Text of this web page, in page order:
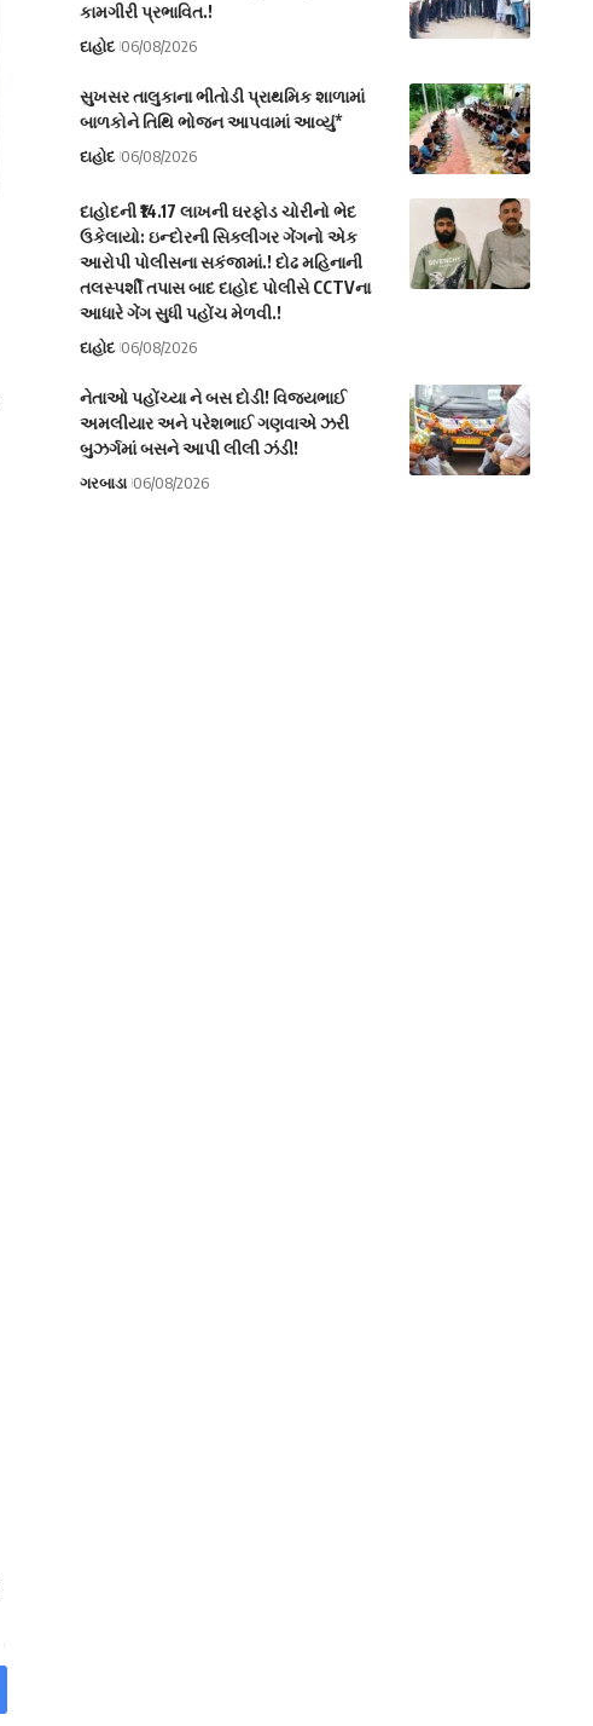
કામગીરી પ્રભાવિત.!
દાહોદ 06/08/2026
સુખસર તાલુકાના ભીતોડી પ્રાથમિક શાળામાં
બાળકોને તિથિ ભોજન આપવામાં આવ્યું*
દાહોદ 06/08/2026
દાહોદની ₹14.17 લાખની ઘરફોડ ચોરીનો ભેદ
ઉકેલાયો: ઇન્દોરની સિક્લીગર ગેંગનો એક
આરોપી પોલીસના સકંજામાં.! દોઢ મહિનાની
તલસ્પર્શી તપાસ બાદ દાહોદ પોલીસે CCTVના
આધારે ગેંગ સુધી પહોંચ મેળવી.!
દાહોદ 06/08/2026
નેતાઓ પહોંચ્યા ને બસ દોડી! વિજયભાઈ
અમલીયાર અને પરેશભાઈ ગણવાએ ઝરી
બુઝર્ગમાં બસને આપી લીલી ઝંડી!
ગરબાડા 06/08/2026